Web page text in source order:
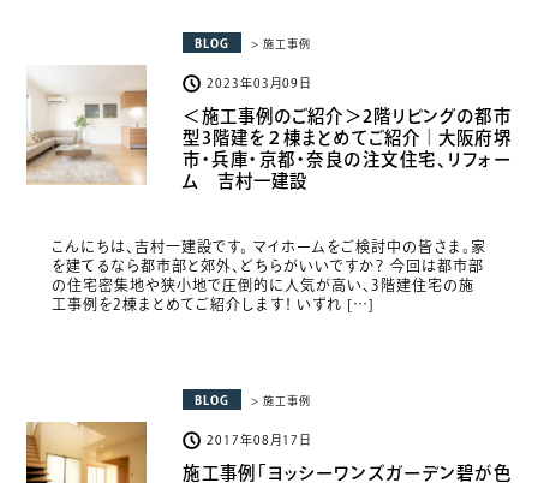
BLOG > 施工事例
2023年03月09日
＜施工事例のご紹介＞2階リビングの都市
型3階建を２棟まとめてご紹介｜大阪府堺
市・兵庫・京都・奈良の注文住宅、リフォー
ム 吉村一建設
こんにちは、吉村一建設です。 マイホームをご検討中の皆さま。家
を建てるなら都市部と郊外、どちらがいいですか？ 今回は都市部
の住宅密集地や狭小地で圧倒的に人気が高い、3階建住宅の施
工事例を2棟まとめてご紹介します！ いずれ […]
BLOG > 施工事例
2017年08月17日
施工事例「ヨッシーワンズガーデン碧が色